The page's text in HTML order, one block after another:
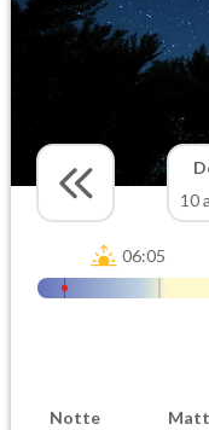
10
06:05
Notte